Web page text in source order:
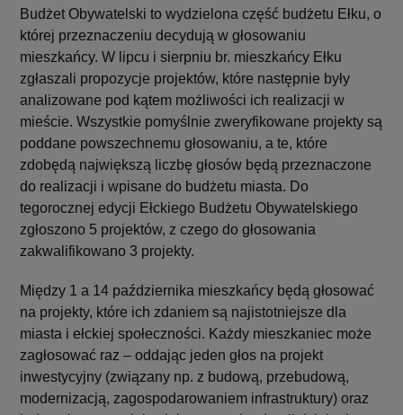
Budżet Obywatelski to wydzielona część budżetu Ełku, o
której przeznaczeniu decydują w głosowaniu
mieszkańcy. W lipcu i sierpniu br. mieszkańcy Ełku
zgłaszali propozycje projektów, które następnie były
analizowane pod kątem możliwości ich realizacji w
mieście. Wszystkie pomyślnie zweryfikowane projekty są
poddane powszechnemu głosowaniu, a te, które
zdobędą największą liczbę głosów będą przeznaczone
do realizacji i wpisane do budżetu miasta. Do
tegorocznej edycji Ełckiego Budżetu Obywatelskiego
zgłoszono 5 projektów, z czego do głosowania
zakwalifikowano 3 projekty.
Między 1 a 14 października mieszkańcy będą głosować
na projekty, które ich zdaniem są najistotniejsze dla
miasta i ełckiej społeczności. Każdy mieszkaniec może
zagłosować raz – oddając jeden głos na projekt
inwestycyjny (związany np. z budową, przebudową,
modernizacją, zagospodarowaniem infrastruktury) oraz